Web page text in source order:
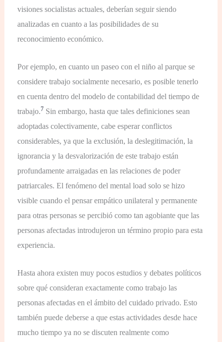
visiones socialistas actuales, deberían seguir siendo
analizadas en cuanto a las posibilidades de su
reconocimiento económico.
Por ejemplo, en cuanto un paseo con el niño al parque se
considere trabajo socialmente necesario, es posible tenerlo
en cuenta dentro del modelo de contabilidad del tiempo de
trabajo.7 Sin embargo, hasta que tales definiciones sean
adoptadas colectivamente, cabe esperar conflictos
considerables, ya que la exclusión, la deslegitimación, la
ignorancia y la desvalorización de este trabajo están
profundamente arraigadas en las relaciones de poder
patriarcales. El fenómeno del mental load solo se hizo
visible cuando el pensar empático unilateral y permanente
para otras personas se percibió como tan agobiante que las
personas afectadas introdujeron un término propio para esta
experiencia.
Hasta ahora existen muy pocos estudios y debates políticos
sobre qué consideran exactamente como trabajo las
personas afectadas en el ámbito del cuidado privado. Esto
también puede deberse a que estas actividades desde hace
mucho tiempo ya no se discuten realmente como